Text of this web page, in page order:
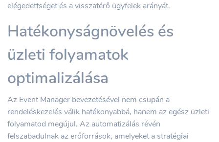
elégedettséget és a visszatérő ügyfelek arányát.
Hatékonyságnövelés és
üzleti folyamatok
optimalizálása
Az Event Manager bevezetésével nem csupán a
rendeléskezelés válik hatékonyabbá, hanem az egész üzleti
folyamatod megújul. Az automatizálás révén
felszabadulnak az erőforrások, amelyeket a stratégiai